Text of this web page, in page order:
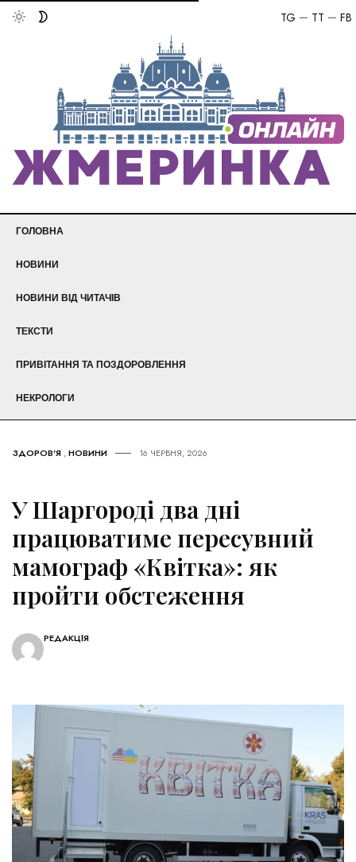
FB
TT
TG
ГОЛОВНА
НОВИНИ
НОВИНИ ВІД ЧИТАЧІВ
ТЕКСТИ
ПРИВІТАННЯ ТА ПОЗДОРОВЛЕННЯ
НЕКРОЛОГИ
ЗДОРОВ'Я ,НОВИНИ 16 ЧЕРВНЯ, 2026
У Шаргороді два дні
працюватиме пересувний
мамограф «Квітка»: як
пройти обстеження
РЕДАКЦІЯ